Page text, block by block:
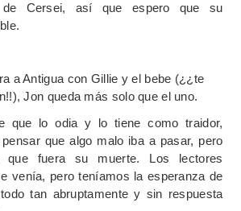
Cersei, así que espero que su
a Antigua con Gillie y el bebe (¿¿te
Jon queda más solo que el uno.
que lo odia y lo tiene como traidor,
que algo malo iba a pasar, pero
que fuera su muerte. Los lectores
venía, pero teníamos la esperanza de
tan abruptamente y sin respuesta